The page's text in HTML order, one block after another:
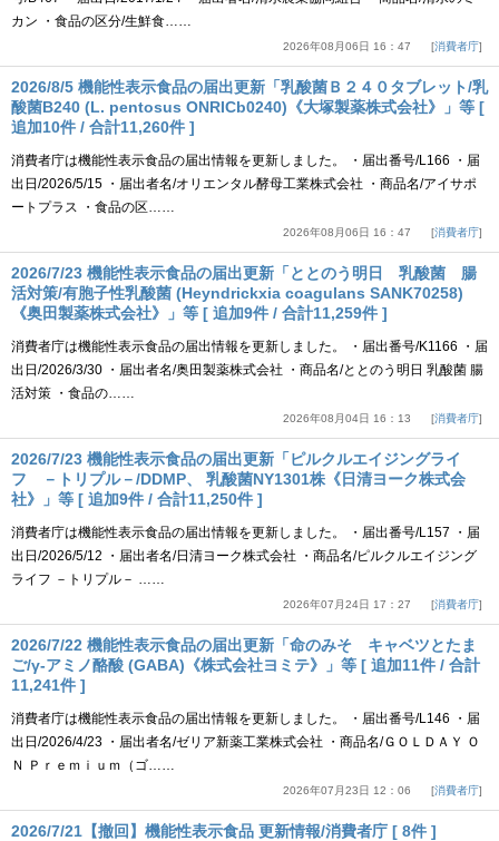
カン ・食品の区分/生鮮食……
2026年08月06日 16：47 消費者庁
2026/8/5 機能性表示食品の届出更新「乳酸菌Ｂ２４０タブレット/乳
酸菌B240 (L. pentosus ONRICb0240)《大塚製薬株式会社》」等 [
追加10件 / 合計11,260件 ]
消費者庁は機能性表示食品の届出情報を更新しました。 ・届出番号/L166 ・届
出日/2026/5/15 ・届出者名/オリエンタル酵母工業株式会社 ・商品名/アイサポ
ートプラス ・食品の区……
2026年08月06日 16：47 消費者庁
2026/7/23 機能性表示食品の届出更新「ととのう明日 乳酸菌 腸
活対策/有胞子性乳酸菌 (Heyndrickxia coagulans SANK70258)
《奥田製薬株式会社》」等 [ 追加9件 / 合計11,259件 ]
消費者庁は機能性表示食品の届出情報を更新しました。 ・届出番号/K1166 ・届
出日/2026/3/30 ・届出者名/奥田製薬株式会社 ・商品名/ととのう明日 乳酸菌 腸
活対策 ・食品の……
2026年08月04日 16：13 消費者庁
2026/7/23 機能性表示食品の届出更新「ピルクルエイジングライ
フ －トリプル－/DDMP、 乳酸菌NY1301株《日清ヨーク株式会
社》」等 [ 追加9件 / 合計11,250件 ]
消費者庁は機能性表示食品の届出情報を更新しました。 ・届出番号/L157 ・届
出日/2026/5/12 ・届出者名/日清ヨーク株式会社 ・商品名/ピルクルエイジング
ライフ －トリプル－ ……
2026年07月24日 17：27 消費者庁
2026/7/22 機能性表示食品の届出更新「命のみそ キャベツとたま
ご/γ-アミノ酪酸 (GABA)《株式会社ヨミテ》」等 [ 追加11件 / 合計
11,241件 ]
消費者庁は機能性表示食品の届出情報を更新しました。 ・届出番号/L146 ・届
出日/2026/4/23 ・届出者名/ゼリア新薬工業株式会社 ・商品名/ＧＯＬＤＡＹ Ｏ
Ｎ Ｐｒｅｍｉｕｍ（ゴ……
2026年07月23日 12：06 消費者庁
2026/7/21【撤回】機能性表示食品 更新情報/消費者庁 [ 8件 ]